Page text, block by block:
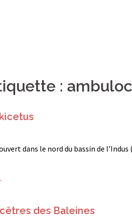
:
dans le nord du bassin de
des Baleines